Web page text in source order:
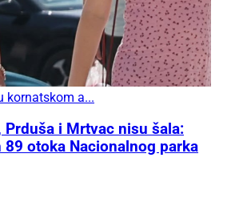
kornatskom a...
Prduša i Mrtvac nisu šala:
89 otoka Nacionalnog parka